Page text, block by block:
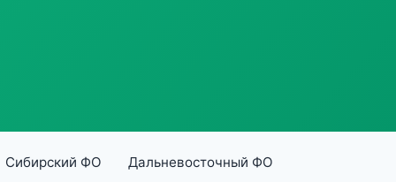
Сибирский ФО Дальневосточный ФО